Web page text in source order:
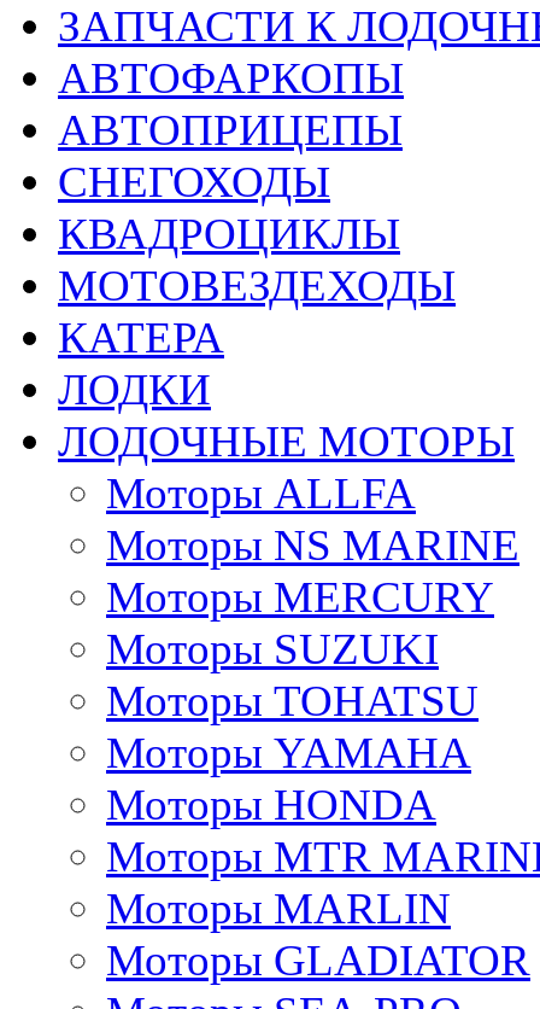
ЗАПЧАСТИ К
АВТОФАРКОПЫ
АВТОПРИЦЕПЫ
СНЕГОХОДЫ
КВАДРОЦИКЛЫ
МОТОВЕЗДЕХОДЫ
КАТЕРА
ЛОДКИ
ЛОДОЧНЫЕ МОТОРЫ
Моторы ALLFA
Моторы NS MARINE
Моторы MERCURY
Моторы SUZUKI
Моторы TOHATSU
Моторы YAMAHA
Моторы HONDA
Моторы MTR
Моторы MARLIN
Моторы GLADIATOR